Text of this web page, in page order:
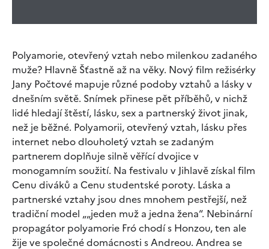
Polyamorie, otevřený vztah nebo milenkou zadaného
muže? Hlavně Šťastně až na věky. Nový film režisérky
Jany Počtové mapuje různé podoby vztahů a lásky v
dnešním světě. Snímek přinese pět příběhů, v nichž
lidé hledají štěstí, lásku, sex a partnerský život jinak,
než je běžné. Polyamorii, otevřený vztah, lásku přes
internet nebo dlouholetý vztah se zadaným
partnerem doplňuje silně věřící dvojice v
monogamním soužití. Na festivalu v Jihlavě získal film
Cenu diváků a Cenu studentské poroty. Láska a
partnerské vztahy jsou dnes mnohem pestřejší, než
tradiční model „„jeden muž a jedna žena“. Nebinární
propagátor polyamorie Fró chodí s Honzou, ten ale
žije ve společné domácnosti s Andreou. Andrea se